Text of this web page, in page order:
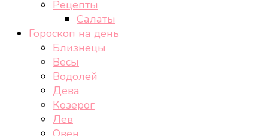
Рецепты
Салаты
Гороскоп на день
Близнецы
Весы
Водолей
Дева
Козерог
Лев